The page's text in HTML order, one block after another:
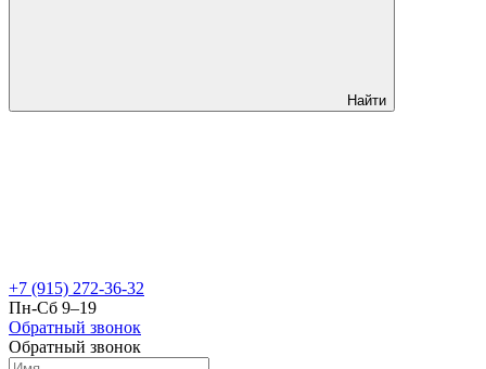
Найти
+7 (915) 272-36-32
Пн-Сб 9–19
Обратный звонок
Обратный звонок